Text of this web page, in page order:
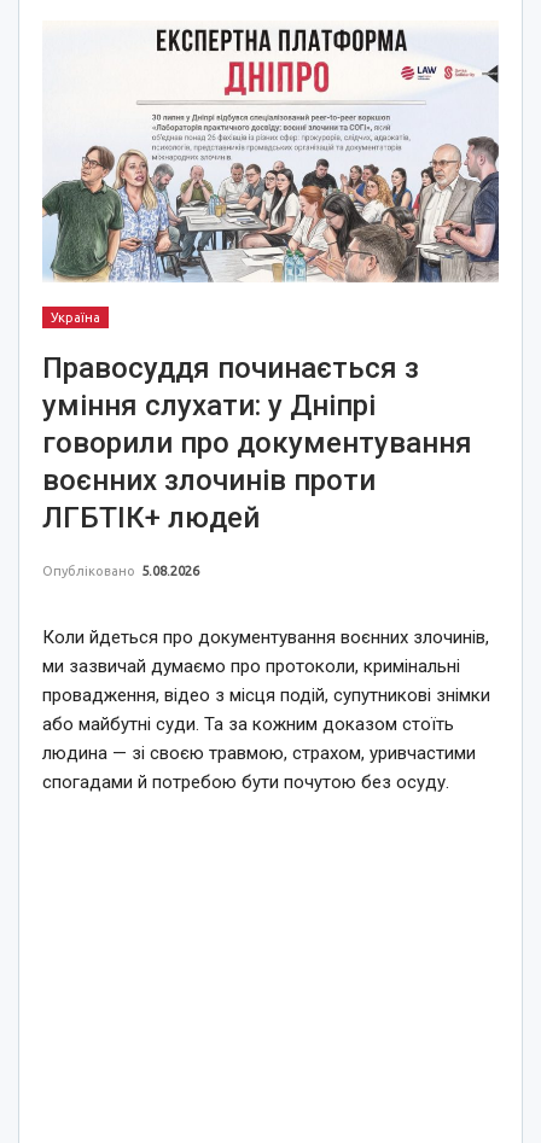
Україна
Правосуддя починається з
уміння слухати: у Дніпрі
говорили про документування
воєнних злочинів проти
ЛГБТІК+ людей
Опубліковано 5.08.2026
Коли йдеться про документування воєнних злочинів,
ми зазвичай думаємо про протоколи, кримінальні
провадження, відео з місця подій, супутникові знімки
або майбутні суди. Та за кожним доказом стоїть
людина — зі своєю травмою, страхом, уривчастими
спогадами й потребою бути почутою без осуду.